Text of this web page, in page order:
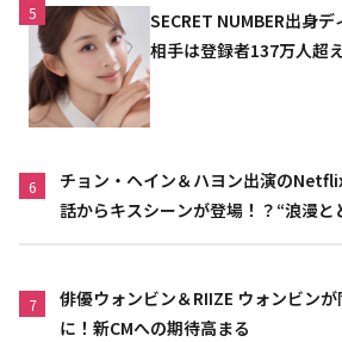
5
SECRET NUMBER出身
相手は登録者137万人超
6
チョン・ヘイン＆ハヨン出演の
話からキスシーンが登場！？“浪漫
7
俳優ウォンビン＆RIIZE ウォンビン
に！新CMへの期待高まる